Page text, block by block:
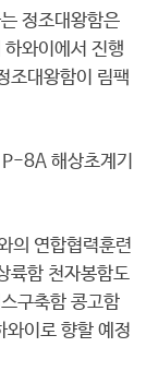
정조대왕함은
와이에서 진행
조대왕함이 림팩
8A 해상초계기
의 연합협력훈련
륙함 천자봉함도
구축함 콩고함
이로 향할 예정